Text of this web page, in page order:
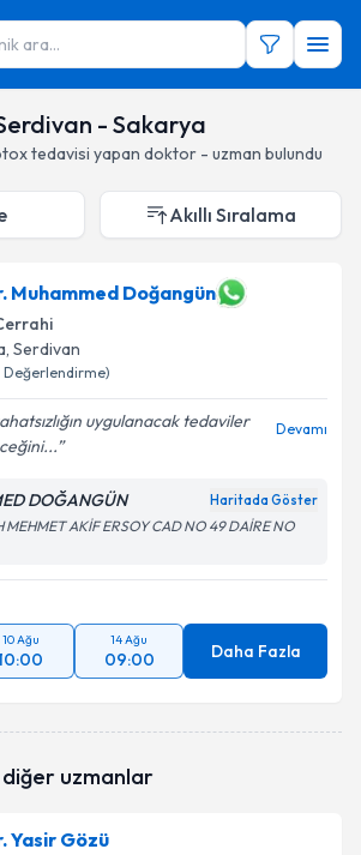
ara...
- Sakarya
tedavisi yapan doktor - uzman bulundu
Akıllı Sıralama
Muhammed Doğangün
, Serdivan
Değerlendirme)
uygulanacak tedaviler
Devamı
DOĞANGÜN Haritada Göster
MEHMET AKİF ERSOY CAD NO 49 DAİRE NO
10 Ağu 14 Ağu
09:00 Daha Fazla
diğer uzmanlar
Yasir Gözü